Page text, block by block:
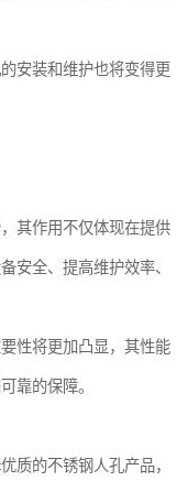
安装和维护也将变得更
其作用不仅体现在提供
安全、提高维护效率、
性将更加凸显，其性能
靠的保障。
质的不锈钢人孔产品，